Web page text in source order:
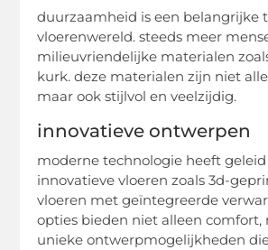
duurzaamheid is een belangrijke
vloerenwereld. steeds meer
milieuvriendelijke materialen
kurk. deze materialen zijn niet
maar ook stijlvol en veelzijdig.
innovatieve ontwerpen
moderne technologie heeft
innovatieve vloeren zoals 3d-
vloeren met geïntegreerde
opties bieden niet alleen comfort,
unieke ontwerpmogelijkheden